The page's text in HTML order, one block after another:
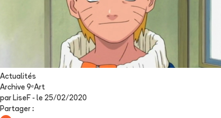
Actualités
Archive 9ᵉArt
par LiseF - le 25/02/2020
Partager :